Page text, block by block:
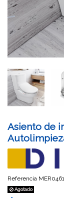
Asiento de
Referencia
Agotado